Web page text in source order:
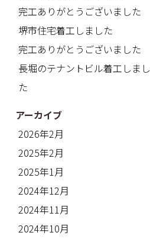
完工ありがとうございました
堺市住宅着工しました
完工ありがとうございました
長堀のテナントビル着工しまし
た
アーカイブ
2026年2月
2025年2月
2025年1月
2024年12月
2024年11月
2024年10月